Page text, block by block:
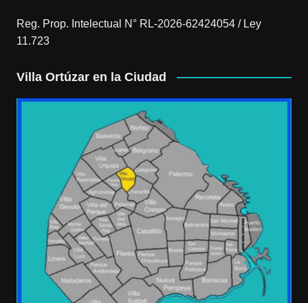
Reg. Prop. Intelectual N° RL-2026-62424054 / Ley
11.723
Villa Ortúzar en la Ciudad